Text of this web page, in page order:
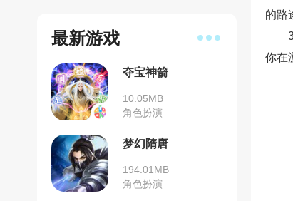
最新游戏
夺宝神箭
10.05MB
角色扮演
梦幻隋唐
194.01MB
角色扮演
的路
你在